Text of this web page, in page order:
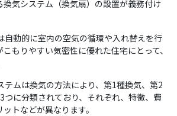
気システム（換気扇）の設置が義務付け
自動的に室内の空気の循環や入れ替えを行
もりやすい気密性に優れた住宅にとって、
テムは換気の方法により、第1種換気、第2
つに分類されており、それぞれ、特徴、費
トなどが異なります。